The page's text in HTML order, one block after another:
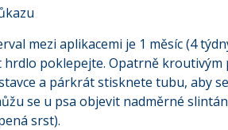
mezi aplikacemi je 1 měsíc (4
poklepejte. Opatrně
a párkrát stisknete tubu, aby
se u psa objevit nadměrné
srst).